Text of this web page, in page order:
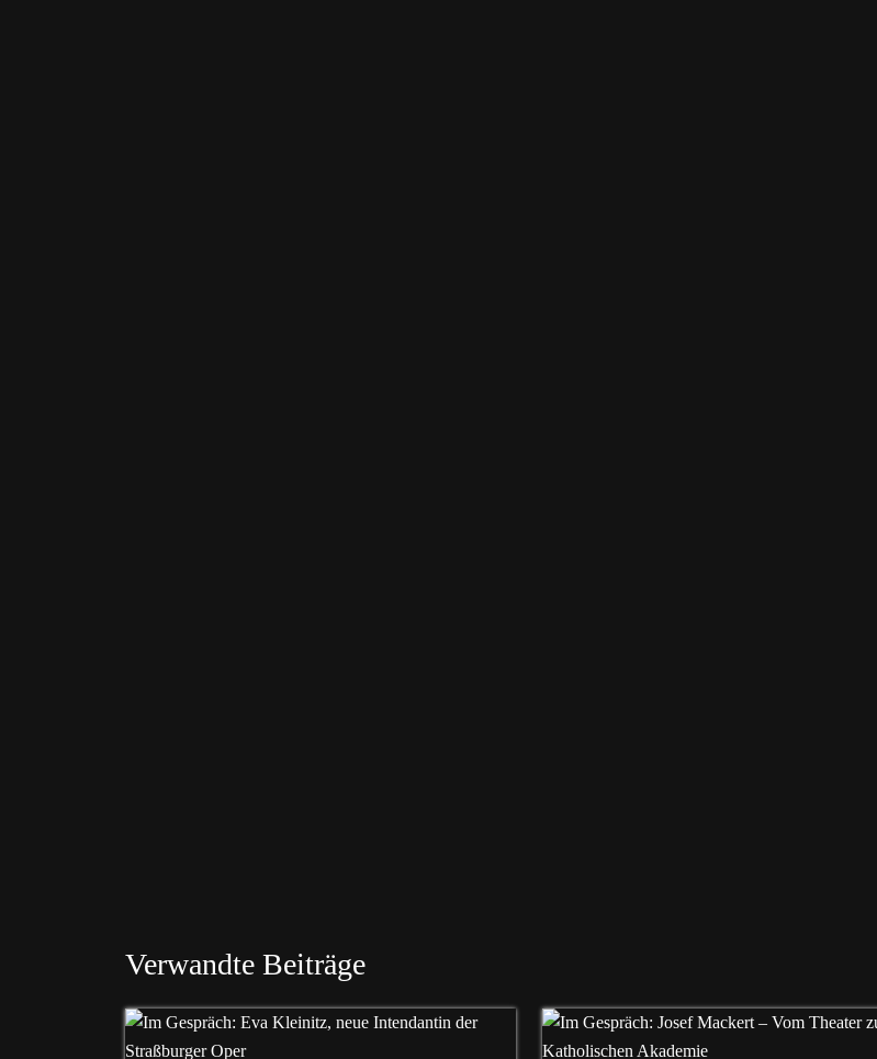
Verwandte Beiträge